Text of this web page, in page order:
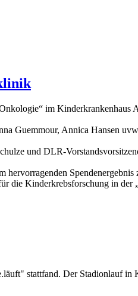
im Kinderkrankenhaus
Guemmour, Annica Hansen
und DLR-
die Kinderkrebsforschung in
stattfand. Der Stadionlauf in